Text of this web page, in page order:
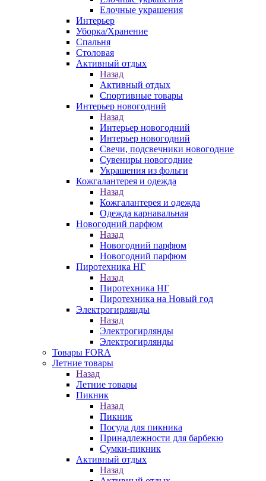
Елочные украшения
Интерьер
Уборка/Хранение
Спальня
Столовая
Активный отдых
Назад
Активный отдых
Спортивные товары
Интерьер новогодний
Назад
Интерьер новогодний
Интерьер новогодний
Свечи, подсвечники новогодние
Сувениры новогодние
Украшения из фольги
Кожгалантерея и одежда
Назад
Кожгалантерея и одежда
Одежда карнавальная
Новогодний парфюм
Назад
Новогодний парфюм
Новогодний парфюм
Пиротехника НГ
Назад
Пиротехника НГ
Пиротехника на Новый год
Электрогирлянды
Назад
Электрогирлянды
Электрогирлянды
Товары FORA
Летние товары
Назад
Летние товары
Пикник
Назад
Пикник
Посуда для пикника
Принадлежности для барбекю
Сумки-пикник
Активный отдых
Назад